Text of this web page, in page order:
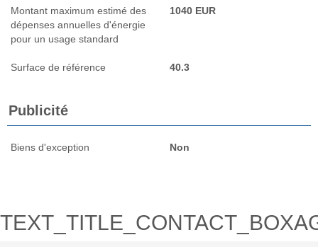
Montant maximum estimé des
dépenses annuelles d'énergie
pour un usage standard
1040 EUR
Surface de référence 40.3
Publicité
Biens d'exception Non